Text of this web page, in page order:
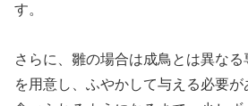
す。
さらに、雛の場合は成鳥とは異な
を用意し、ふやかして与える必要